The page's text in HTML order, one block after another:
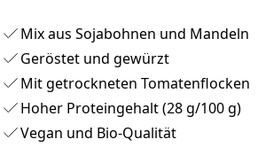
Mix aus Sojabohnen und Mandeln
Geröstet und gewürzt
Mit getrockneten Tomatenflocken
Hoher Proteingehalt (28 g/100 g)
Vegan und Bio-Qualität